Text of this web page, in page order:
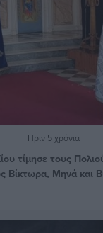
Πριν 5 χρόνια
τίμησε τους
Βίκτωρα, Μηνά και